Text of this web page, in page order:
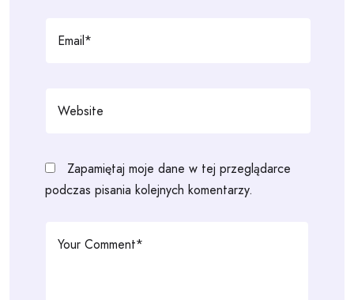
Zapamiętaj moje dane w tej przeglądarce
podczas pisania kolejnych komentarzy.